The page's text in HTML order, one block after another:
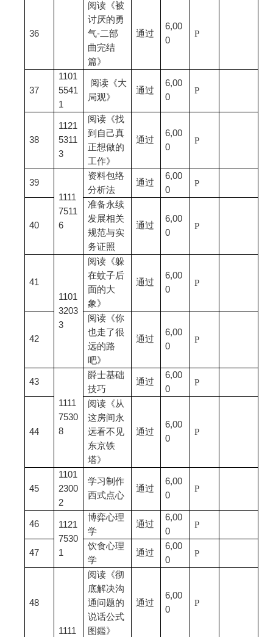
36
阅读《被
讨厌的勇
气-二部
曲完结
篇》
通过
6,00
0
P
37
1101
5541
1
阅读《大
局观》
通过
6,00
0
P
38
1121
5311
3
阅读《找
到自己真
正想做的
工作》
通过
6,00
0
P
39
1111
7511
6
资料包络
分析法
通过
6,00
0
P
40
准备永续
发展相关
规范与实
务证照
通过
6,00
0
P
41
1101
3203
3
阅读《躲
在蚊子后
面的大
象》
通过
6,00
0
P
42
阅读《你
也走了很
远的路
吧》
通过
6,00
0
P
43
1111
7530
8
爵士基础
技巧
通过
6,00
0
P
44
阅读《从
这房间永
远看不见
东京铁
塔》
通过
6,00
0
P
45
1101
2300
2
学习制作
西式点心
通过
6,00
0
P
46
1121
7530
1
博弈心理
学
通过
6,00
0
P
47
饮食心理
学
通过
6,00
0
P
48
1111
阅读《彻
底解决沟
通问题的
说话公式
图鑑》
通过
6,00
0
P